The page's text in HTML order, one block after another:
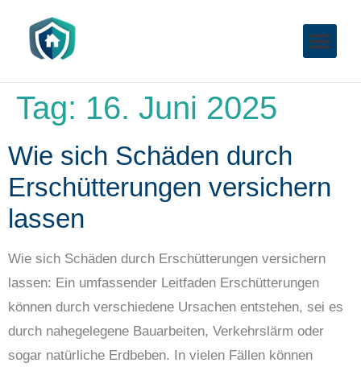
Tag: 16. Juni 2025
Wie sich Schäden durch
Erschütterungen versichern
lassen
Wie sich Schäden durch Erschütterungen versichern
lassen: Ein umfassender Leitfaden Erschütterungen
können durch verschiedene Ursachen entstehen, sei es
durch nahegelegene Bauarbeiten, Verkehrslärm oder
sogar natürliche Erdbeben. In vielen Fällen können